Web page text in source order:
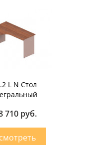
L N Стол
710 руб.